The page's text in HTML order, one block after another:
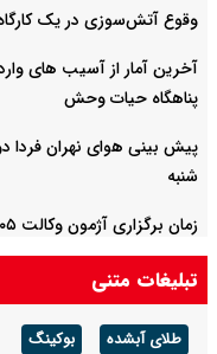
وقوع آتش‌سوزی در یک
پناهگاه حیات وحش
شنبه
زمان برگزاری آژمون وکالت ۱۴۰۵ اعلام شد
تبلیغات متنی
طلای آبشده بوکینگ